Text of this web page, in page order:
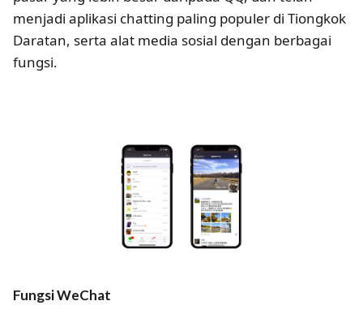
menjadi aplikasi chatting paling populer di Tiongkok
Daratan, serta alat media sosial dengan berbagai
fungsi.
Fungsi WeChat